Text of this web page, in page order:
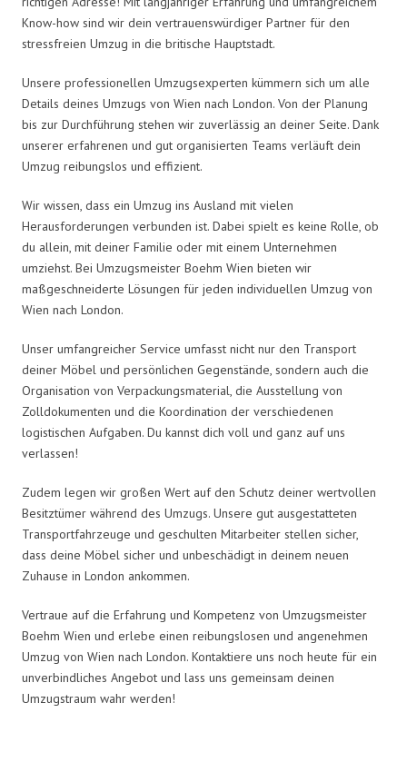
Know-how sind wir dein vertrauenswürdiger Partner für den
stressfreien Umzug in die britische Hauptstadt.
Unsere professionellen Umzugsexperten kümmern sich um alle
Details deines Umzugs von Wien nach London. Von der Planung
bis zur Durchführung stehen wir zuverlässig an deiner Seite. Dank
unserer erfahrenen und gut organisierten Teams verläuft dein
Umzug reibungslos und effizient.
Wir wissen, dass ein Umzug ins Ausland mit vielen
Herausforderungen verbunden ist. Dabei spielt es keine Rolle, ob
du allein, mit deiner Familie oder mit einem Unternehmen
umziehst. Bei Umzugsmeister Boehm Wien bieten wir
maßgeschneiderte Lösungen für jeden individuellen Umzug von
Wien nach London.
Unser umfangreicher Service umfasst nicht nur den Transport
deiner Möbel und persönlichen Gegenstände, sondern auch die
Organisation von Verpackungsmaterial, die Ausstellung von
Zolldokumenten und die Koordination der verschiedenen
logistischen Aufgaben. Du kannst dich voll und ganz auf uns
verlassen!
Zudem legen wir großen Wert auf den Schutz deiner wertvollen
Besitztümer während des Umzugs. Unsere gut ausgestatteten
Transportfahrzeuge und geschulten Mitarbeiter stellen sicher,
dass deine Möbel sicher und unbeschädigt in deinem neuen
Zuhause in London ankommen.
Vertraue auf die Erfahrung und Kompetenz von Umzugsmeister
Boehm Wien und erlebe einen reibungslosen und angenehmen
Umzug von Wien nach London. Kontaktiere uns noch heute für ein
unverbindliches Angebot und lass uns gemeinsam deinen
Umzugstraum wahr werden!